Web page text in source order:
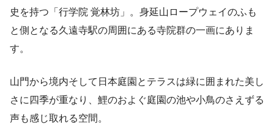
史を持つ「行学院 覚林坊」。身延山ロープウェイのふも
と側となる久遠寺駅の周囲にある寺院群の一画にありま
す。
山門から境内そして日本庭園とテラスは緑に囲まれた美し
さに四季が重なり、鯉のおよぐ庭園の池や小鳥のさえずる
声も感じ取れる空間。